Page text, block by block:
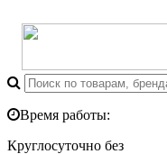
Время работы:
Круглосуточно без